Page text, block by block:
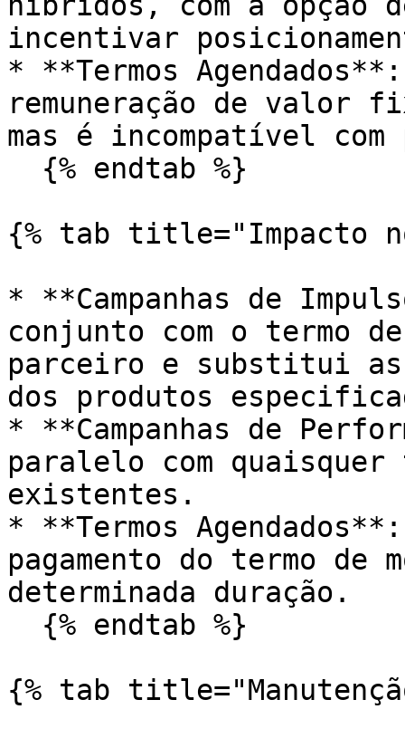
incentivar
* **Termos
remuneração de valor
mas é incompatível com
{% tab title="Impacto
* **Campanhas de
conjunto com o termo
parceiro e substitui as
dos produtos
* **Campanhas de
paralelo com quaisquer
existentes.
* **Termos
pagamento do termo de
determinada duração.
{% tab